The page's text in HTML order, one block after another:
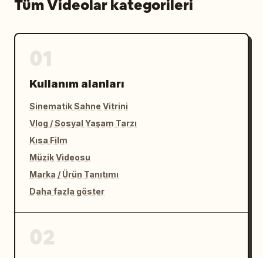
Tüm Videolar kategorileri
Kullanım alanları
Sinematik Sahne Vitrini
Vlog / Sosyal Yaşam Tarzı
Kısa Film
Müzik Videosu
Marka / Ürün Tanıtımı
Daha fazla göster